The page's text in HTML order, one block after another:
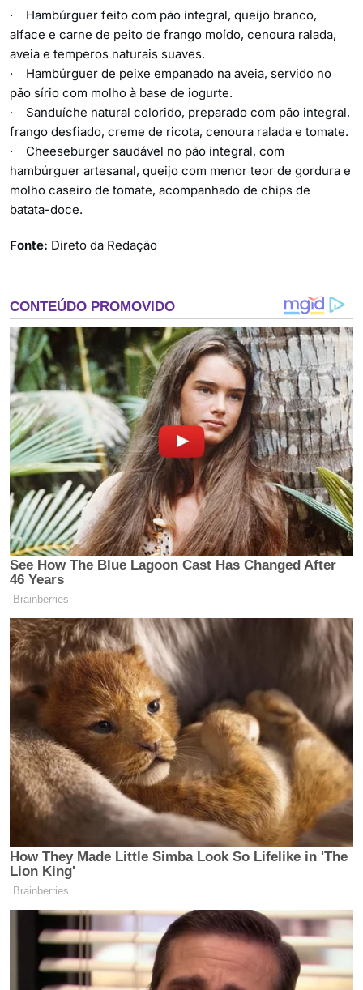
· Hambúrguer feito com pão integral, queijo branco,
alface e carne de peito de frango moído, cenoura ralada,
aveia e temperos naturais suaves.
· Hambúrguer de peixe empanado na aveia, servido no
pão sírio com molho à base de iogurte.
· Sanduíche natural colorido, preparado com pão integral,
frango desfiado, creme de ricota, cenoura ralada e tomate.
· Cheeseburger saudável no pão integral, com
hambúrguer artesanal, queijo com menor teor de gordura e
molho caseiro de tomate, acompanhado de chips de
batata-doce.
Fonte: Direto da Redação